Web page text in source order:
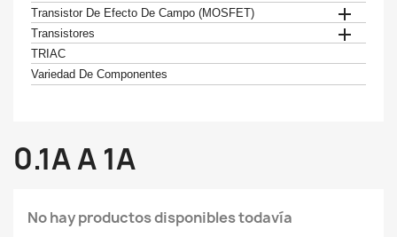
Transistor De Efecto De Campo (MOSFET)

Transistores 
TRIAC
Variedad De Componentes
0.1A A 1A
No hay productos disponibles todavía